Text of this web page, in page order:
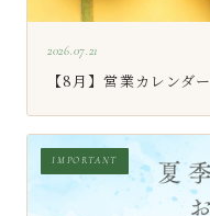
2026.07.21
【8月】営業カレンダー
IMPORTANT